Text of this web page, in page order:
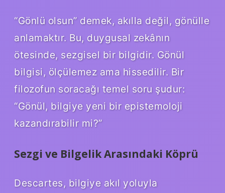
“Gönlü olsun” demek, akılla değil, gönülle
anlamaktır. Bu, duygusal zekânın
ötesinde, sezgisel bir bilgidir. Gönül
bilgisi, ölçülemez ama hissedilir. Bir
filozofun soracağı temel soru şudur:
“Gönül, bilgiye yeni bir epistemoloji
kazandırabilir mi?”
Sezgi ve Bilgelik Arasındaki Köprü
Descartes, bilgiye akıl yoluyla